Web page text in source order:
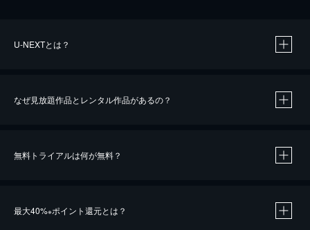
U-NEXTとは？
なぜ見放題作品とレンタル作品があるの？
無料トライアルは何が無料？
最大40%※ポイント還元とは？